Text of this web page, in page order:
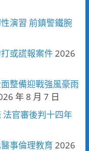
演習 前鎮警鐵腕
或謊報案件2026
整備迎戰強風豪雨
年 8 月 7 日
官審後判十四年
事倫理教育 2026